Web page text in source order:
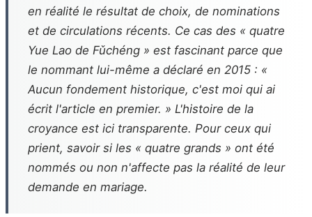
en réalité le résultat de choix, de nominations
et de circulations récents. Ce cas des « quatre
Yue Lao de Fǔchéng » est fascinant parce que
le nommant lui-même a déclaré en 2015 : «
Aucun fondement historique, c'est moi qui ai
écrit l'article en premier. » L'histoire de la
croyance est ici transparente. Pour ceux qui
prient, savoir si les « quatre grands » ont été
nommés ou non n'affecte pas la réalité de leur
demande en mariage.